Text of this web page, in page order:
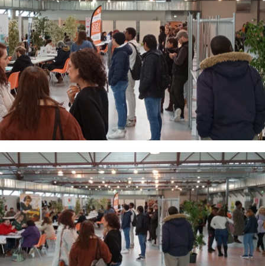
JOB DATING INTERIM – FÉVRIER 2023